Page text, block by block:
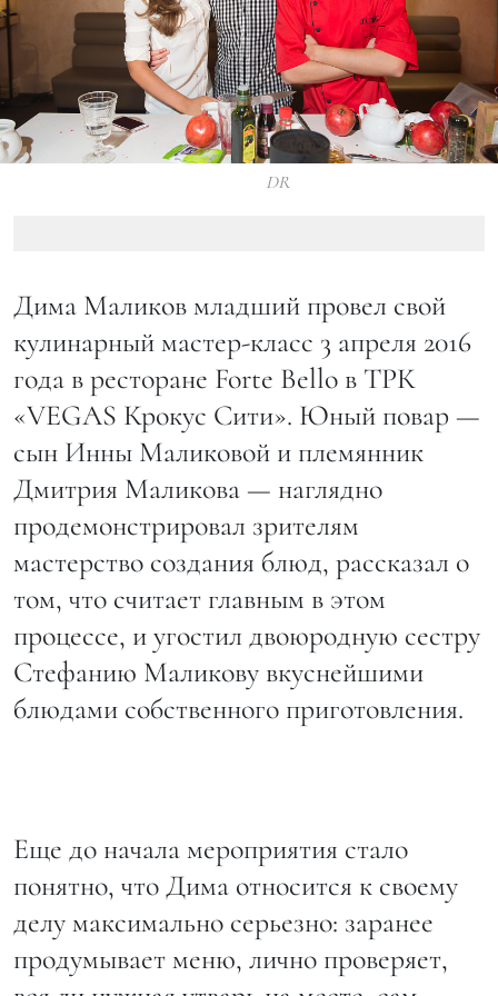
DR
Дима Маликов младший провел свой
кулинарный мастер-класс 3 апреля 2016
года в ресторане Forte Bello в ТРК
«VEGAS Крокус Сити». Юный повар —
сын Инны Маликовой и племянник
Дмитрия Маликова — наглядно
продемонстрировал зрителям
мастерство создания блюд, рассказал о
том, что считает главным в этом
процессе, и угостил двоюродную сестру
Стефанию Маликову вкуснейшими
блюдами собственного приготовления.
Еще до начала мероприятия стало
понятно, что Дима относится к своему
делу максимально серьезно: заранее
продумывает меню, лично проверяет,